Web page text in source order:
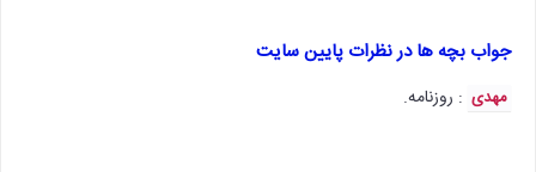
جواب بچه ها در نظرات پایین سایت
مهدی : روزنامه.